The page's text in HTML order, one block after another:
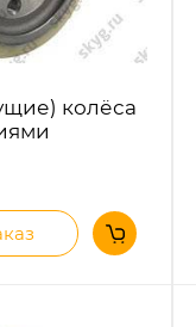
колёса